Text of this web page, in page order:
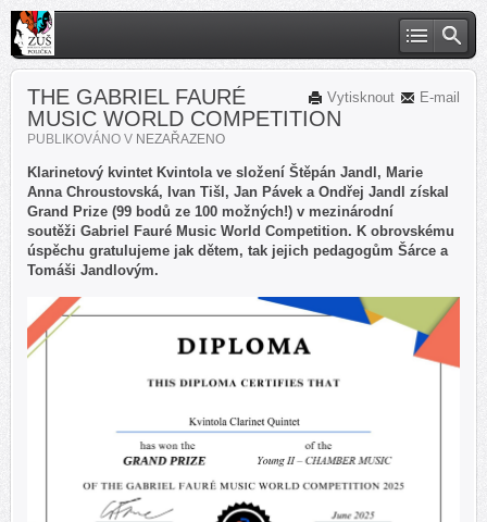
E-mail
Vytisknout
THE GABRIEL FAURÉ
MUSIC WORLD COMPETITION
PUBLIKOVÁNO V NEZAŘAZENO
Klarinetový kvintet Kvintola ve složení Štěpán Jandl, Marie
Anna Chroustovská, Ivan Tišl, Jan Pávek a Ondřej Jandl získal
Grand Prize (99 bodů ze 100 možných!) v mezinárodní
soutěži Gabriel Fauré Music World Competition. K obrovskému
úspěchu gratulujeme jak dětem, tak jejich pedagogům Šárce a
Tomáši Jandlovým.